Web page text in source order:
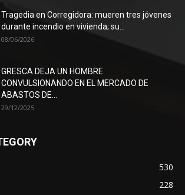
Tragedia en Corregidora: mueren tres jóvenes
durante incendio en vivienda; su...
08/06/2026
GRESCA DEJA UN HOMBRE
CONVULSIONANDO EN EL MERCADO DE
ABASTOS DE...
29/12/2025
530
228